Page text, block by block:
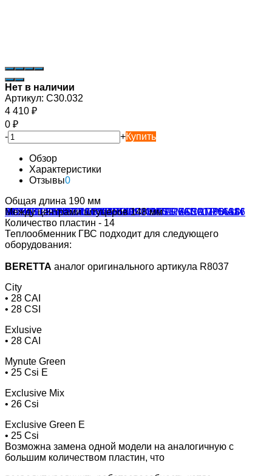
Нет в наличии
Артикул: C30.032
4 410 ₽
0 ₽
-
+Купить
Обзор
Характеристики
Отзывы0
Общая длина 190 мм
Между центрами штуцеров 148 мм
Количество пластин - 14
Теплообменник ГВС подходит для следующего
оборудования:
BERETTA аналог оригинального артикула R8037
City
• 28 CAI
• 28 CSI
Exlusive
• 28 CAI
Mynute Green
• 25 Csi E
Exclusive Mix
• 26 Csi
Exclusive Green E
• 25 Csi
Возможна замена одной модели на аналогичную с
большим количеством пластин, что